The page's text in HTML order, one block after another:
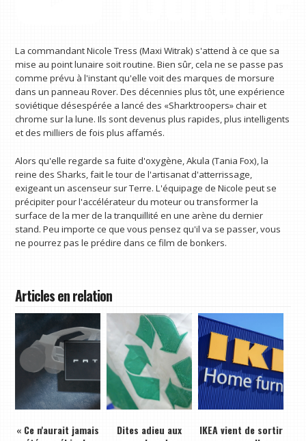
La commandant Nicole Tress (Maxi Witrak) s'attend à ce que sa
mise au point lunaire soit routine. Bien sûr, cela ne se passe pas
comme prévu à l'instant qu'elle voit des marques de morsure
dans un panneau Rover. Des décennies plus tôt, une expérience
soviétique désespérée a lancé des «Sharktroopers» chair et
chrome sur la lune. Ils sont devenus plus rapides, plus intelligents
et des milliers de fois plus affamés.
Alors qu'elle regarde sa fuite d'oxygène, Akula (Tania Fox), la
reine des Sharks, fait le tour de l'artisanat d'atterrissage,
exigeant un ascenseur sur Terre. L'équipage de Nicole peut se
précipiter pour l'accélérateur du moteur ou transformer la
surface de la mer de la tranquillité en une arène du dernier
stand. Peu importe ce que vous pensez qu'il va se passer, vous
ne pourrez pas le prédire dans ce film de bonkers.
Articles en relation
« Ce n'aurait jamais
Dites adieu aux
IKEA vient de sortir